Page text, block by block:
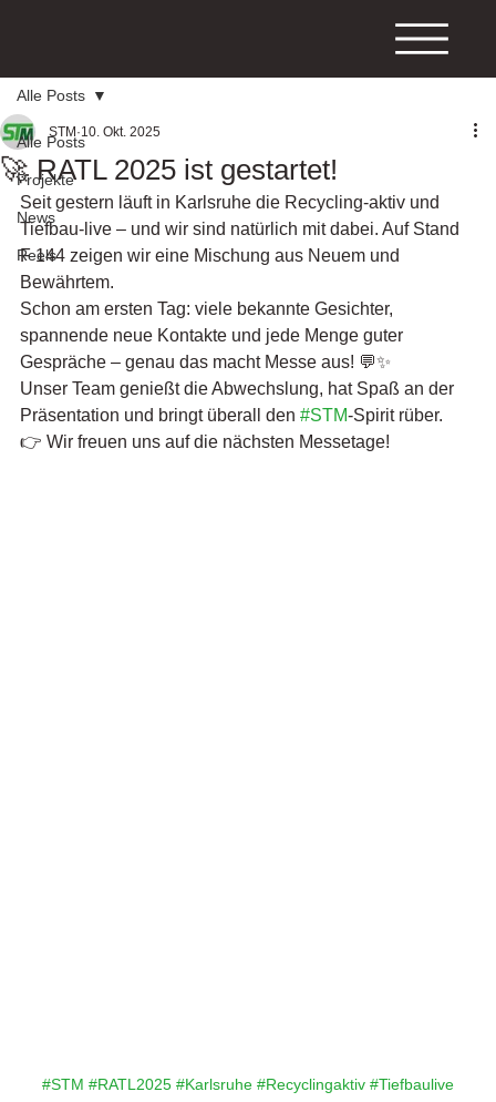
Alle Posts
Projekte
News
Reels
Alle Posts
🚀 RATL 2025 ist gestartet!
STM 10. Okt. 2025
Seit gestern läuft in Karlsruhe die Recycling-aktiv und
Tiefbau-live – und wir sind natürlich mit dabei. Auf Stand
F 144 zeigen wir eine Mischung aus Neuem und
Bewährtem.
Schon am ersten Tag: viele bekannte Gesichter,
spannende neue Kontakte und jede Menge guter
Gespräche – genau das macht Messe aus! 💬✨
Unser Team genießt die Abwechslung, hat Spaß an der
Präsentation und bringt überall den #STM-Spirit rüber.
👉 Wir freuen uns auf die nächsten Messetage!
#STM #RATL2025 #Karlsruhe #Recyclingaktiv #Tiefbaulive